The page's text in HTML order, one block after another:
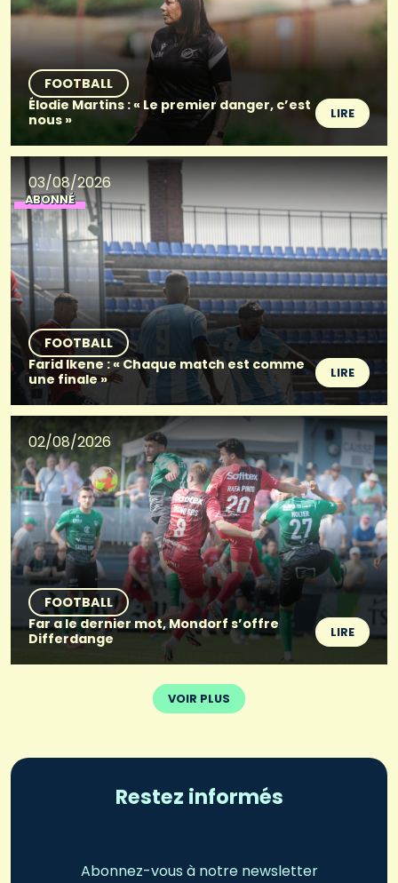
FOOTBALL
Élodie Martins : « Le premier danger, c’est
nous »
LIRE
03/08/2026
ABONNÉ
FOOTBALL
Farid Ikene : « Chaque match est comme
une finale »
LIRE
02/08/2026
FOOTBALL
Far a le dernier mot, Mondorf s’offre
Differdange
LIRE
VOIR PLUS
Restez informés
Abonnez-vous à notre newsletter